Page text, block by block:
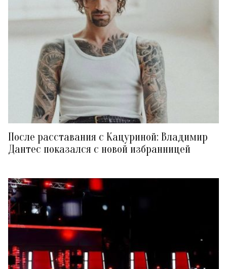
После расставания с Кацуриной: Владимир
Дантес показался с новой избранницей